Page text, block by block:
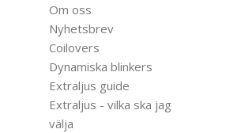
Om oss
Nyhetsbrev
Coilovers
Dynamiska blinkers
Extraljus guide
Extraljus - vilka ska jag
välja